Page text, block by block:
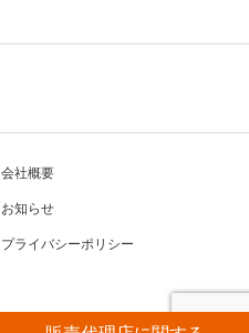
会社概要
お知らせ
プライバシーポリシー